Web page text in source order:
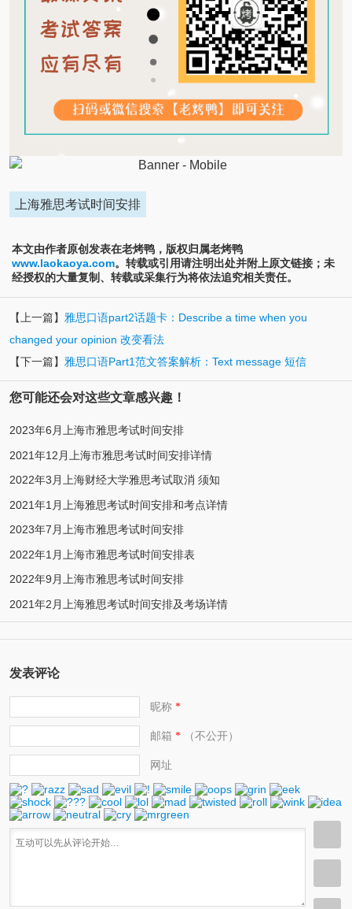
上海雅思考试时间安排
本文由作者原创发表在老烤鸭，版权归属老烤鸭
www.laokaoya.com。转载或引用请注明出处并附上原文链接；未
经授权的大量复制、转载或采集行为将依法追究相关责任。
【上一篇】 雅思口语part2话题卡：Describe a time when you
changed your opinion 改变看法
【下一篇】 雅思口语Part1范文答案解析：Text message 短信
您可能还会对这些文章感兴趣！
2023年6月上海市雅思考试时间安排
2021年12月上海市雅思考试时间安排详情
2022年3月上海财经大学雅思考试取消 须知
2021年1月上海雅思考试时间安排和考点详情
2023年7月上海市雅思考试时间安排
2022年1月上海市雅思考试时间安排表
2022年9月上海市雅思考试时间安排
2021年2月上海雅思考试时间安排及考场详情
发表评论
昵称*
邮箱 *（不公开）
网址